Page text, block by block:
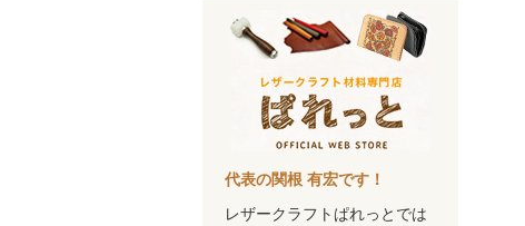
代表の関根 有宏です！
レザークラフトぱれっとでは